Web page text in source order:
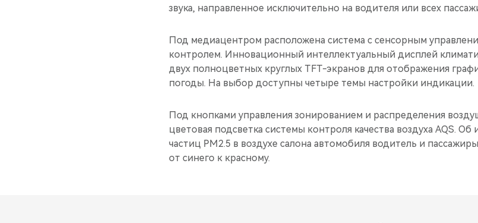
звука, направленное исключительно на водителя или всех
Под медиацентром расположена система с сенсорным
контролем. Инновационный интеллектуальный дисплей
двух полноцветных круглых TFT-экранов для отображения
погоды. На выбор доступны четыре темы настройки индикации.
Под кнопками управления зонированием и распределения
цветовая подсветка системы контроля качества воздуха AQS.
частиц PM2.5 в воздухе салона автомобиля водитель и
от синего к красному.